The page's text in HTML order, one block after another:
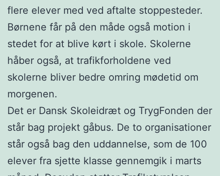
flere elever med ved aftalte stoppesteder.
Børnene får på den måde også motion i
stedet for at blive kørt i skole. Skolerne
håber også, at trafikforholdene ved
skolerne bliver bedre omring mødetid om
morgenen.
Det er Dansk Skoleidræt og TrygFonden der
står bag projekt gåbus. De to organisationer
står også bag den uddannelse, som de 100
elever fra sjette klasse gennemgik i marts